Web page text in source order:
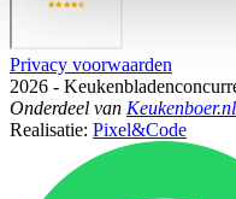
Privacy voorwaarden
2026 -
Onderdeel van Keukenboer.nl
Realisatie: Pixel&Code